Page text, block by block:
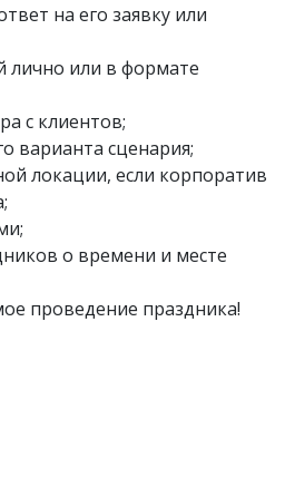
на его заявку или
лично или в формате
с клиентов;
варианта сценария;
локации, если корпоратив
о времени и месте
проведение праздника!